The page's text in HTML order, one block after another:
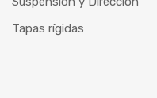
Tapas rígidas